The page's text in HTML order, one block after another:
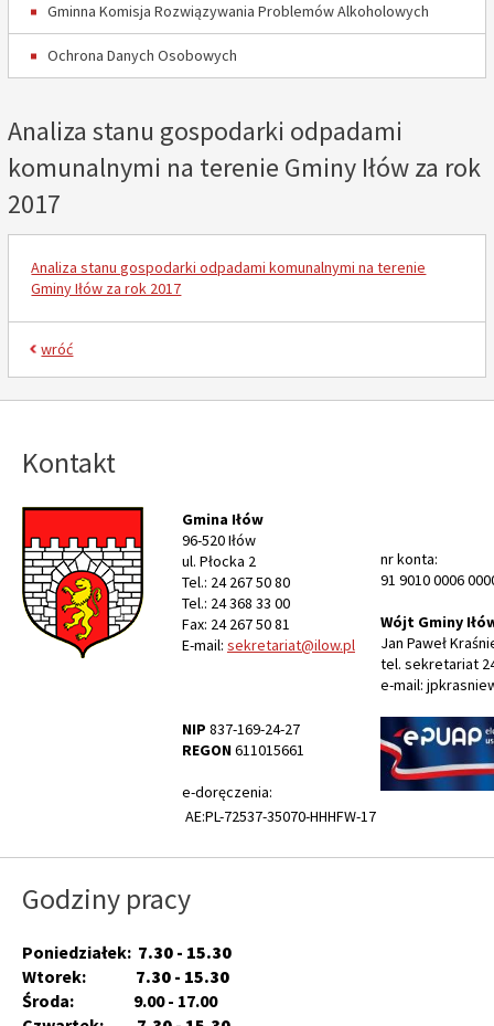
Gminna Komisja Rozwiązywania Problemów Alkoholowych
Ochrona Danych Osobowych
Analiza stanu gospodarki odpadami
komunalnymi na terenie Gminy Iłów za rok
2017
Analiza stanu gospodarki odpadami komunalnymi na terenie
Gminy Iłów za rok 2017
wróć
Kontakt
Gmina Iłów
96-520 Iłów
ul. Płocka 2
Tel.: 24 267 50 80
Tel.: 24 368 33 00
Fax: 24 267 50 81
E-mail: sekretariat@ilow.pl
NIP 837-169-24-27
REGON611015661
e-doręczenia:
AE:PL-72537-35070-HHHFW-17
nr konta:
91 9010 0006
Wójt Gminy
Jan Paweł
tel. sekretariat
e-mail:
Godziny pracy
Poniedziałek: 7.30 - 15.30
Wtorek: 7.30 - 15.30
Środa: 9.00 - 17.00